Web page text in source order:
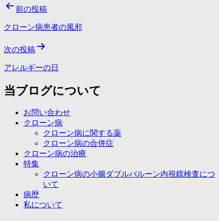
投
稿
ビ
ゲ
ー
前の投稿
クローン病患者の風邪
次の投稿
アレルギーの日
当ブログについて
お問い合わせ
クローン病
クローン病に関する薬
クローン病の合併症
クローン病の治療
特集
クローン病の小腸ダブルバルーン内視鏡検査につ
いて
病歴
私について